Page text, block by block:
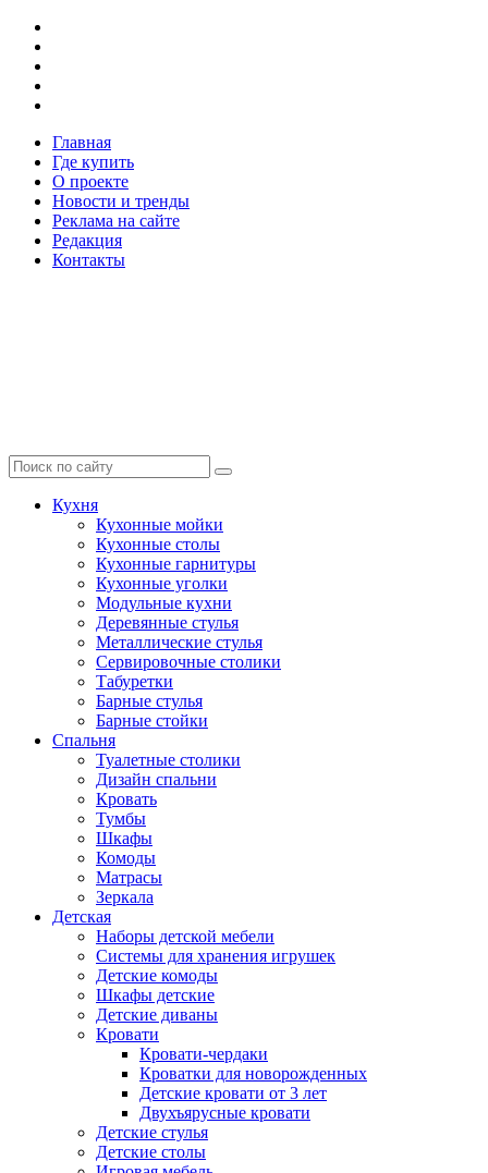
Главная
Где купить
О проекте
Новости и тренды
Реклама на сайте
Редакция
Контакты
Кухня
Кухонные мойки
Кухонные столы
Кухонные гарнитуры
Кухонные уголки
Модульные кухни
Деревянные стулья
Металлические стулья
Сервировочные столики
Табуретки
Барные стулья
Барные стойки
Спальня
Туалетные столики
Дизайн спальни
Кровать
Тумбы
Шкафы
Комоды
Матрасы
Зеркала
Детская
Наборы детской мебели
Системы для хранения игрушек
Детские комоды
Шкафы детские
Детские диваны
Кровати
Кровати-чердаки
Кроватки для новорожденных
Детские кровати от 3 лет
Двухъярусные кровати
Детские стулья
Детские столы